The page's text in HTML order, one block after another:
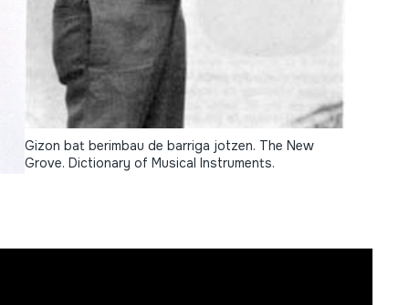
Gizon bat berimbau de barriga jotzen. The New
Grove. Dictionary of Musical Instruments.